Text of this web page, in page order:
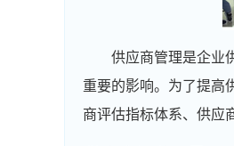
供应商管理是企业
重要的影响。为了提高
商评估指标体系、供应